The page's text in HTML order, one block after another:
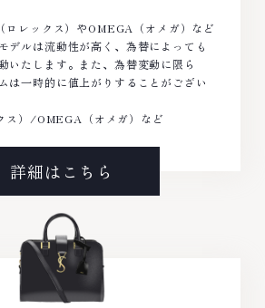
ロレックス）やOMEGA（オメガ）など
デルは流動性が高く、為替によっても
いたします。また、為替変動に限ら
は一時的に値上がりすることがござい
ス）/OMEGA（オメガ）など
詳細はこちら